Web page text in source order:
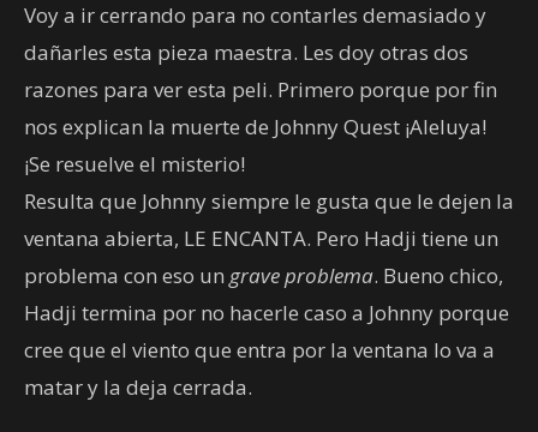
Voy a ir cerrando para no contarles demasiado y
dañarles esta pieza maestra. Les doy otras dos
razones para ver esta peli. Primero porque por fin
nos explican la muerte de Johnny Quest ¡Aleluya!
¡Se resuelve el misterio!
Resulta que Johnny siempre le gusta que le dejen la
ventana abierta, LE ENCANTA. Pero Hadji tiene un
problema con eso un grave problema. Bueno chico,
Hadji termina por no hacerle caso a Johnny porque
cree que el viento que entra por la ventana lo va a
matar y la deja cerrada.